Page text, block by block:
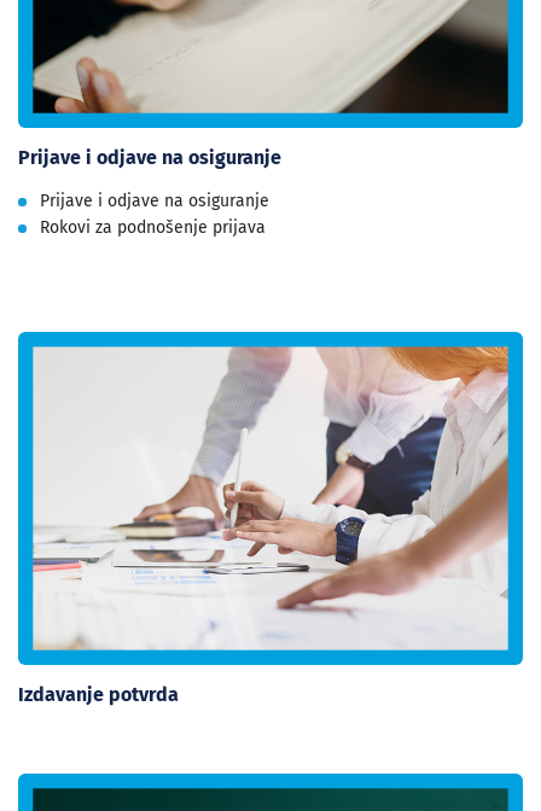
Prijave i odjave na osiguranje
Prijave i odjave na osiguranje
Rokovi za podnošenje prijava
Izdavanje potvrda